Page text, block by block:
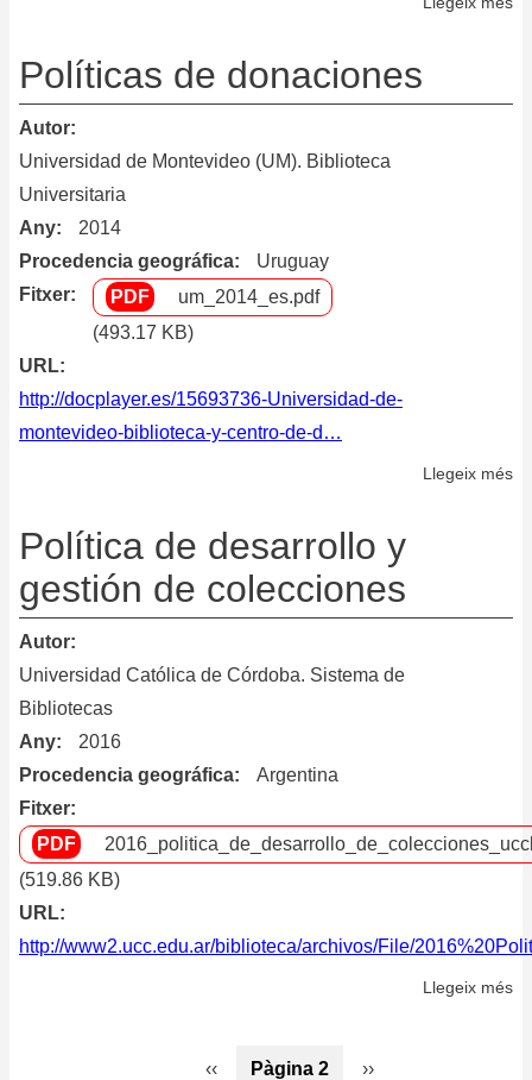
Políticas de donaciones
Autor
Universidad de Montevideo (UM). Biblioteca
Universitaria
Any
2014
Procedencia geográfica
Uruguay
Fitxer
um_2014_es.pdf
(493.17 KB)
URL
http://docplayer.es/15693736-Universidad-de-
montevideo-biblioteca-y-centro-de-d…
Llegeix més
Política de desarrollo y
gestión de colecciones
Autor
Universidad Católica de Córdoba. Sistema de
Bibliotecas
Any
2016
Procedencia geográfica
Argentina
Fitxer
(519.86 KB)
URL
http://www2.ucc.edu.ar/biblioteca/archivos/File/
Llegeix més
Pàgina
‹‹ Pàgina 2
Pàgina
››